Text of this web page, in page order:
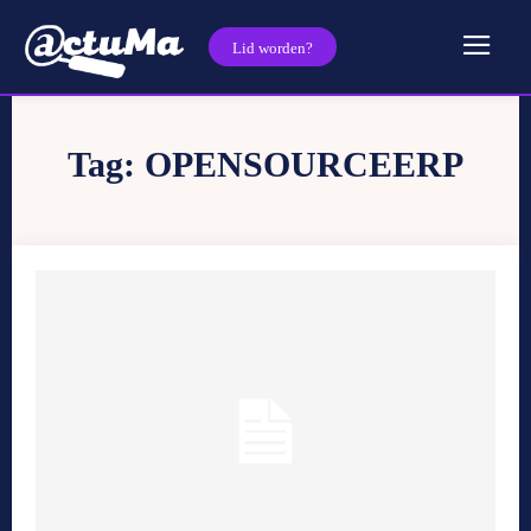
Lid worden?
Tag: OPENSOURCEERP